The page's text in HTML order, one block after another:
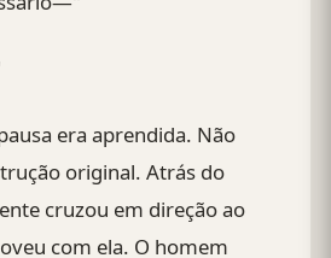
era aprendida. Não
original. Atrás do
cruzou em direção ao
com ela. O homem